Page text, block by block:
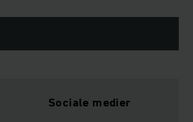
Sociale medier